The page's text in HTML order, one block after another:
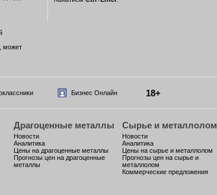
может
Бизнес Онлайн 18+
Драгоценные металлы
Новости
Аналитика
Цены на драгоценные металлы
Прогнозы цен на драгоценные
металлы
Сырье и металлолом
Новости
Аналитика
Цены на сырье и металлолом
Прогнозы цен на сырье и
металлолом
Коммерческие предложения